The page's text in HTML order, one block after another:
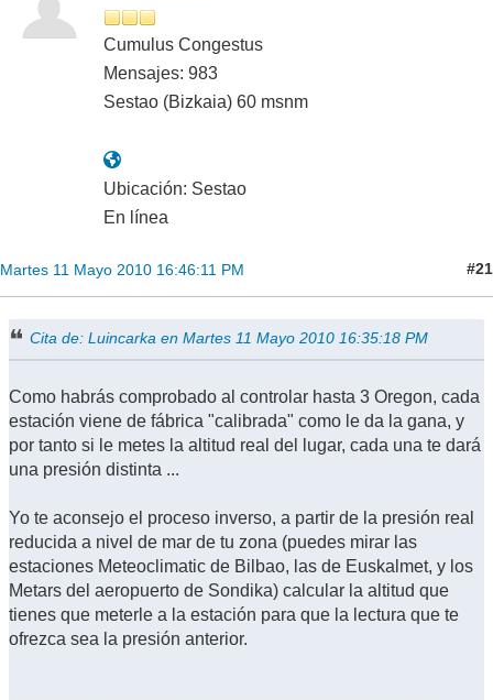
Cumulus Congestus
Mensajes: 983
Sestao (Bizkaia) 60 msnm
Ubicación: Sestao
En línea
Martes 11 Mayo 2010 16:46:11 PM #21
Cita de: Luincarka en Martes 11 Mayo 2010 16:35:18 PM
Como habrás comprobado al controlar hasta 3 Oregon, cada
estación viene de fábrica "calibrada" como le da la gana, y
por tanto si le metes la altitud real del lugar, cada una te dará
una presión distinta ...
Yo te aconsejo el proceso inverso, a partir de la presión real
reducida a nivel de mar de tu zona (puedes mirar las
estaciones Meteoclimatic de Bilbao, las de Euskalmet, y los
Metars del aeropuerto de Sondika) calcular la altitud que
tienes que meterle a la estación para que la lectura que te
ofrezca sea la presión anterior.